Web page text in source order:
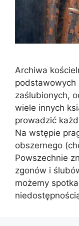
Archiwa
podstawowych
zaślubionych,
wiele innych
prowadzić
Na wstępie
obszernego
Powszechnie
zgonów i
możemy